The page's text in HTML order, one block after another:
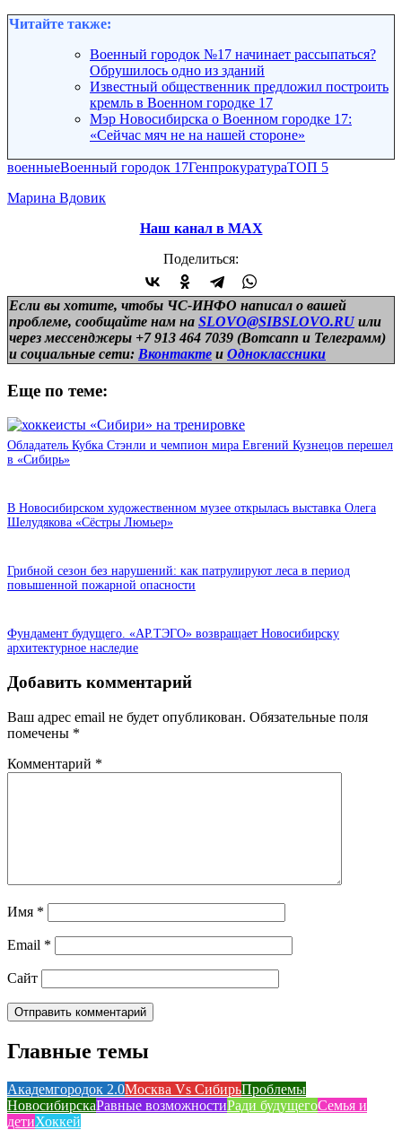
Читайте также:
Военный городок №17 начинает рассыпаться?
Обрушилось одно из зданий
Известный общественник предложил построить
кремль в Военном городке 17
Мэр Новосибирска о Военном городке 17:
«Сейчас мяч не на нашей стороне»
военныеВоенный городок 17ГенпрокуратураТОП 5
Марина Вдовик
Наш канал в МАХ
Поделиться:
Если вы хотите, чтобы ЧС-ИНФО написал о вашей
проблеме, сообщайте нам на SLOVO@SIBSLOVO.RU или
через мессенджеры +7 913 464 7039 (Вотсапп и Телеграмм)
и социальные сети: Вконтакте и Одноклассники
Еще по теме:
Обладатель Кубка Стэнли и чемпион мира Евгений Кузнецов перешел
в «Сибирь»
В Новосибирском художественном музее открылась выставка Олега
Шелудякова «Сёстры Люмьер»
Грибной сезон без нарушений: как патрулируют леса в период
повышенной пожарной опасности
Фундамент будущего. «АР.ТЭГО» возвращает Новосибирску
архитектурное наследие
Добавить комментарий
Ваш адрес email не будет опубликован. Обязательные поля
помечены *
Комментарий *
Имя *
Email *
Сайт
Главные темы
Академгородок 2.0Москва Vs СибирьПроблемы
НовосибирскаРавные возможностиРади будущегоСемья и
детиХоккей